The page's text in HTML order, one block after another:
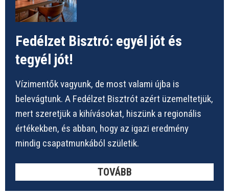
Fedélzet Bisztró: egyél jót és
tegyél jót!
Vízimentők vagyunk, de most valami újba is
belevágtunk. A Fedélzet Bisztrót azért üzemeltetjük,
mert szeretjük a kihívásokat, hiszünk a regionális
értékekben, és abban, hogy az igazi eredmény
mindig csapatmunkából születik.
TOVÁBB